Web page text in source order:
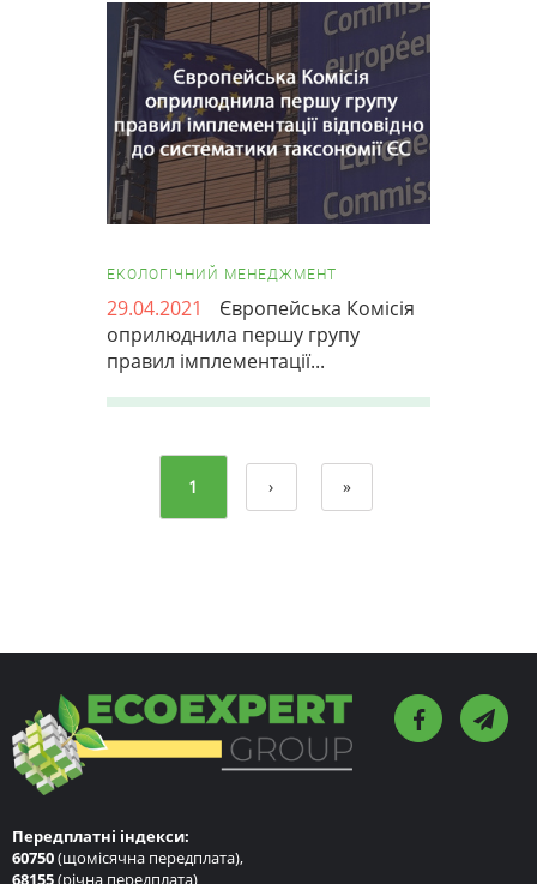
ЕКОЛОГІЧНИЙ МЕНЕДЖМЕНТ
29.04.2021
Європейська Комісія
оприлюднила першу групу
правил імплементації...
1 › »
Передплатні індекси:
60750(щомісячна передплата),
68155(річна передплата)